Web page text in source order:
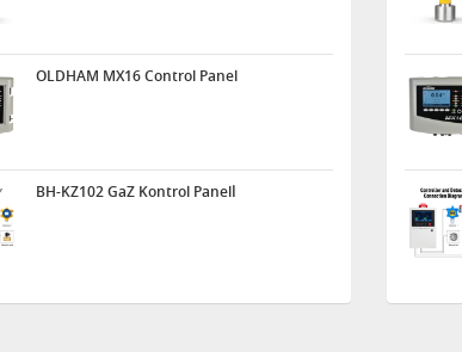
OLDHAM MX16 Control Panel
BH-KZ102 GaZ Kontrol Panelİ